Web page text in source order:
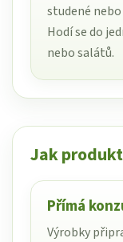
studené
Hodí se do
nebo salátů.
Jak
Přímá
Výrobky